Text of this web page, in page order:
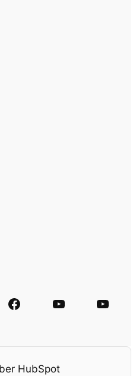
Facebook Agile Videos Tech-Videos
HubSpot